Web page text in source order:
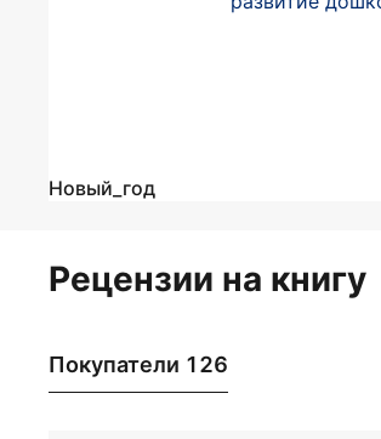
Новый_год
Рецензии на книгу
Покупатели 126